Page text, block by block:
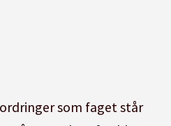
som faget står